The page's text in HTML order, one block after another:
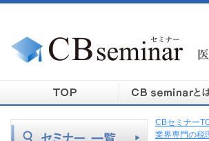
CBセミナー
業界専門の税